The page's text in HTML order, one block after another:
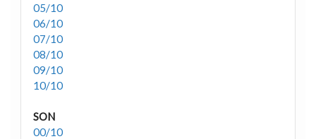
05/10
06/10
07/10
08/10
09/10
10/10
SON
00/10